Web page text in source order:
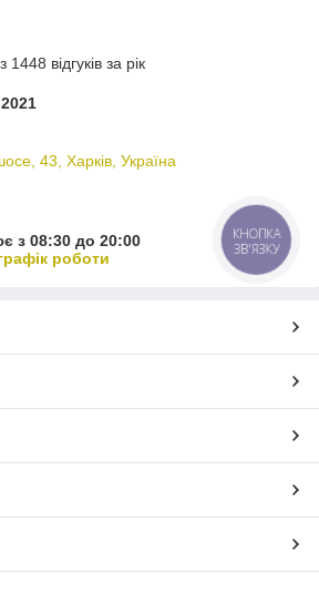
відгуків за рік
43, Харків, Україна
з 08:30 до 20:00
роботи
КНОПКА
ЗВ'ЯЗКУ